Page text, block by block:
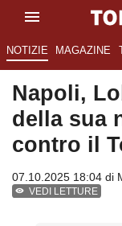
NOTIZIE MAGAZINE
Napoli,
della sua
contro il
07.10.2025 18:04 di
VEDI LETTURE